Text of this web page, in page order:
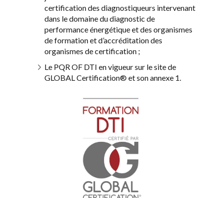
certification des diagnostiqueurs intervenant
dans le domaine du diagnostic de
performance énergétique et des organismes
de formation et d’accréditation des
organismes de certification ;
Le PQR OF DTI en vigueur sur le site de
GLOBAL Certification® et son annexe 1.